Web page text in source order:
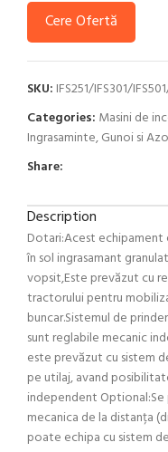
Cere Ofertă
SKU: IFS251/IFS301/
Categories: Masini de
Ingrasaminte, Gunoi si
Share:
Description
Dotari:Acest
în sol ingrasamant
vopsit,Este prevăzut cu
tractorului pentru
buncar.Sistemul de
sunt reglabile mecanic
este prevăzut cu sistem
pe utilaj, avand
independent
mecanica de la distanța
poate echipa cu sistem